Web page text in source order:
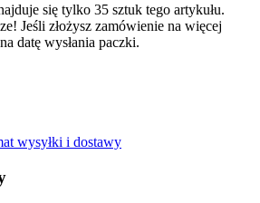
się tylko 35 sztuk tego artykułu.
Jeśli złożysz zamówienie na więcej
datę wysłania paczki.
wysyłki i dostawy